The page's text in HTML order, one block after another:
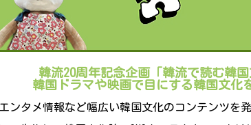
韓流20周年記念企画「韓流で読む韓
韓国ドラマや映画で目にする韓国文化
ンタメ情報など幅広い韓国文化のコンテンツを